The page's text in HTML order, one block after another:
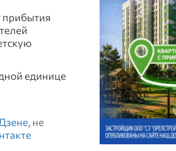
прибытия
единице
, не